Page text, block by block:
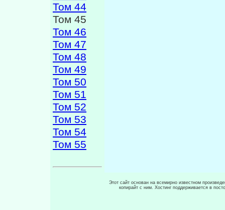
Том 44
Том 45
Том 46
Том 47
Том 48
Том 49
Том 50
Том 51
Том 52
Том 53
Том 54
Том 55
Этот сайт основан на всемирно известном
копирайт с ним. Хостинг поддерживается в